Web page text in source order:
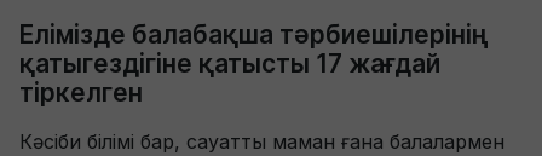
Елімізде балабақша тәрбиешілерінің
қатыгездігіне қатысты 17 жағдай
тіркелген
Кәсіби білімі бар, сауатты маман ғана балалармен